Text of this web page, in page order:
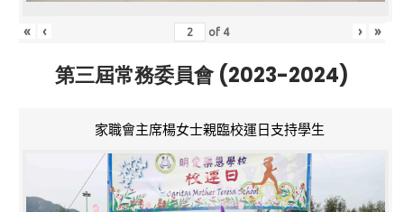
« ‹ of 4 › »
第三屆常務委員會 (2023-2024)
家職會主席楊女士親臨校運日支持學生